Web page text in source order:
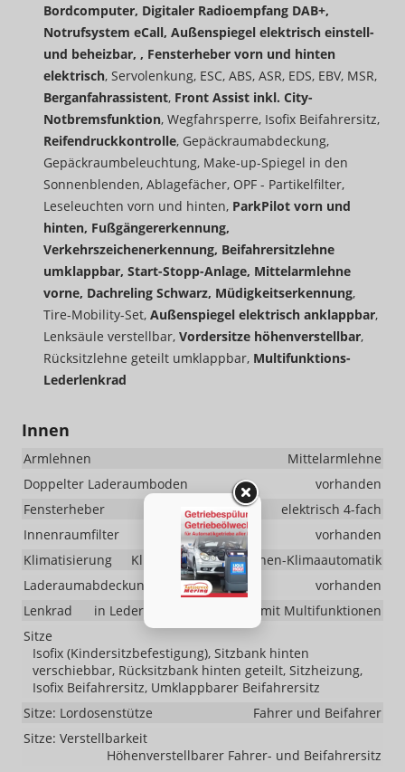
Bordcomputer, Digitaler Radioempfang DAB+,
Notrufsystem eCall, Außenspiegel elektrisch einstell-
und beheizbar, , Fensterheber vorn und hinten
elektrisch, Servolenkung, ESC, ABS, ASR, EDS, EBV, MSR,
Berganfahrassistent, Front Assist inkl. City-
Notbremsfunktion, Wegfahrsperre, Isofix Beifahrersitz,
Reifendruckkontrolle, Gepäckraumabdeckung,
Gepäckraumbeleuchtung, Make-up-Spiegel in den
Sonnenblenden, Ablagefächer, OPF - Partikelfilter,
Leseleuchten vorn und hinten, ParkPilot vorn und
hinten, Fußgängererkennung,
Verkehrszeichenerkennung, Beifahrersitzlehne
umklappbar, Start-Stopp-Anlage, Mittelarmlehne
vorne, Dachreling Schwarz, Müdigkeitserkennung,
Tire-Mobility-Set, Außenspiegel elektrisch anklappbar,
Lenksäule verstellbar, Vordersitze höhenverstellbar,
Rücksitzlehne geteilt umklappbar, Multifunktions-
Lederlenkrad
Innen
Armlehnen
Mittelarmlehne
Doppelter Laderaumboden
vorhanden
Fensterheber
elektrisch 4-fach
Innenraumfilter
vorhanden
Klimatisierung
Klimaautomatik, 2-Zonen-Klimaautomatik
Laderaumabdeckung
vorhanden
Lenkrad
in Leder, höhenverstellbar, mit Multifunktionen
Sitze
Isofix (Kindersitzbefestigung), Sitzbank hinten
verschiebbar, Rücksitzbank hinten geteilt, Sitzheizung,
Isofix Beifahrersitz, Umklappbarer Beifahrersitz
Sitze: Lordosenstütze
Fahrer und Beifahrer
Sitze: Verstellbarkeit
Höhenverstellbarer Fahrer- und Beifahrersitz